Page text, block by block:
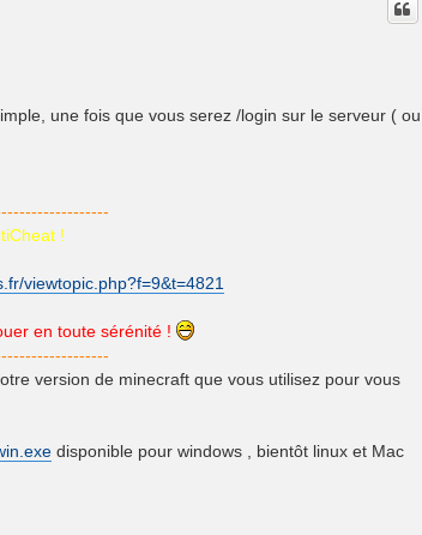
une fois que vous serez /login sur le serveur ( ou
!
viewtopic.php?f=9&t=4821
en toute sérénité !
version de minecraft que vous utilisez pour vous
disponible pour windows , bientôt linux et Mac